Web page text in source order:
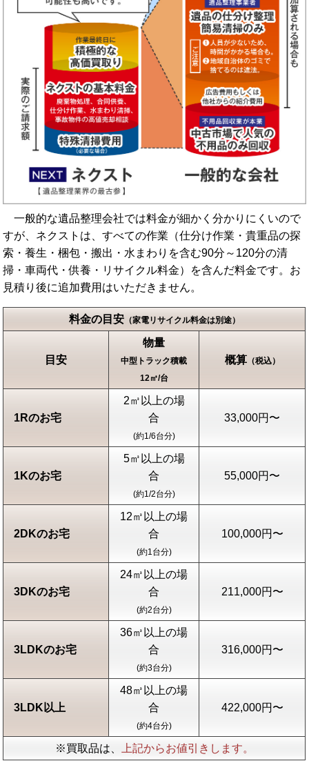
一般的な遺品整理会社では料金が細かく分かりにくいので
すが、ネクストは、すべての作業（仕分け作業・貴重品の探
索・養生・梱包・搬出・水まわりを含む90分～120分の清
掃・車両代・供養・リサイクル料金）を含んだ料金です。お
見積り後に追加費用はいただきません。
料金の目安（家電リサイクル料金は別途）
目安
物量
中型トラック積載
12㎥/台
概算（税込）
1Rのお宅
2㎥以上の場
合
(約1/6台分)
33,000円〜
1Kのお宅
5㎥以上の場
合
(約1/2台分)
55,000円〜
2DKのお宅
12㎥以上の場
合
(約1台分)
100,000円〜
3DKのお宅
24㎥以上の場
合
(約2台分)
211,000円〜
3LDKのお宅
36㎥以上の場
合
(約3台分)
316,000円〜
3LDK以上
48㎥以上の場
合
(約4台分)
422,000円〜
※買取品は、 上記からお値引きします。